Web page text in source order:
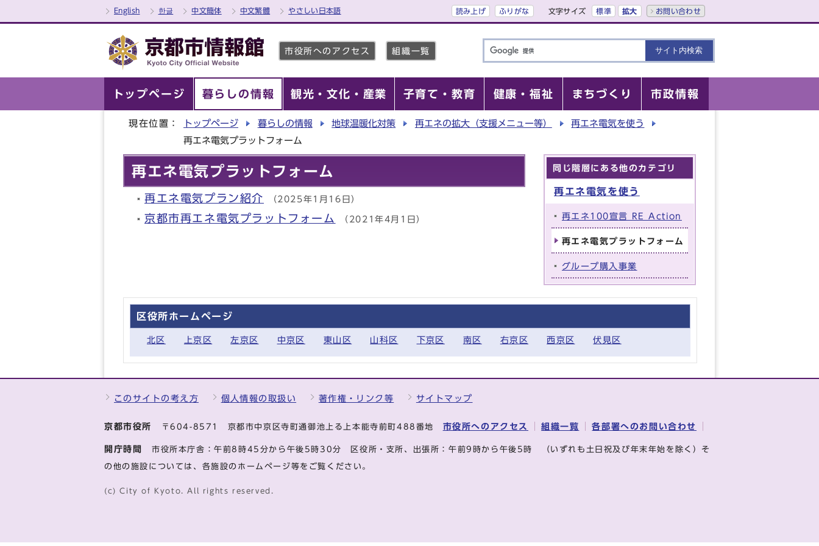
English 한글 中文簡体 中文繁體 やさしい日本語 読み上げ ふりがな 文字サイズ 標準 拡大 お問い合わせ
市役所へのアクセス 組織一覧
トップページ 暮らしの情報 観光・文化・産業 子育て・教育 健康・福祉 まちづくり 市政情報
現在位置： トップページ 暮らしの情報 地球温暖化対策 再エネの拡大（支援メニュー等）
再エネ電気を使う
再エネ電気プラットフォーム
再エネ電気プラットフォーム
再エネ電気プラン紹介 （2025年1月16日）
京都市再エネ電気プラットフォーム （2021年4月1日）
同じ階層にある他のカテゴリ
再エネ電気を使う
再エネ100宣言 RE Action
再エネ電気プラットフォーム
グループ購入事業
区役所ホームページ
北区 上京区 左京区 中京区 東山区 山科区 下京区 南区 右京区 西京区 伏見区
このサイトの考え方 個人情報の取扱い 著作権・リンク等 サイトマップ
京都市役所 〒604-8571 京都市中京区寺町通御池上る上本能寺前町488番地 市役所へのアクセス 組織一覧 各部署へのお問い合わせ
開庁時間 市役所本庁舎：午前8時45分から午後5時30分 区役所・支所、出張所：午前9時から午後5時 （いずれも土日祝及び年末年始を除く）そ
の他の施設については、各施設のホームページ等をご覧ください。
(c) City of Kyoto. All rights reserved.